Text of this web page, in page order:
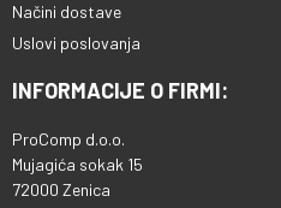
Načini dostave
Uslovi poslovanja
INFORMACIJE O FIRMI:
ProComp d.o.o.
Mujagića sokak 15
72000 Zenica